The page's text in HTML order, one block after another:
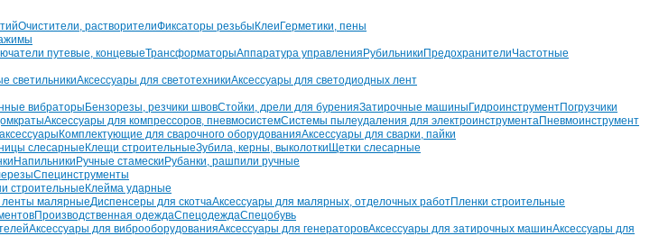
Очистители, растворителиФиксаторы резьбы Клеи Герметики, пены
путевые, концевыеТрансформаторыАппаратура управления Рубильники ПредохранителиЧастотные
светильникиАксессуары для светотехникиАксессуары для светодиодных лент
вибраторы Бензорезы, резчики швовСтойки, дрели для буренияЗатирочные машины ГидроинструментПогрузчики
Аксессуары для компрессоров, пневмосистемСистемы пылеудаления для электроинструментаПневмоинструмент
Комплектующие для сварочного оборудованияАксессуары для сварки, пайки
слесарные Клещи строительныеЗубила, керны, выколотки Щетки слесарные
Напильники Ручные стамески Рубанки, рашпили ручные
Специнструменты
строительные Клейма ударные
ленты малярныеДиспенсеры для скотчаАксессуары для малярных, отделочных работПленки строительные
Производственная одеждаСпецодеждаСпецобувь
Аксессуары для виброоборудованияАксессуары для генераторовАксессуары для затирочных машинАксессуары для